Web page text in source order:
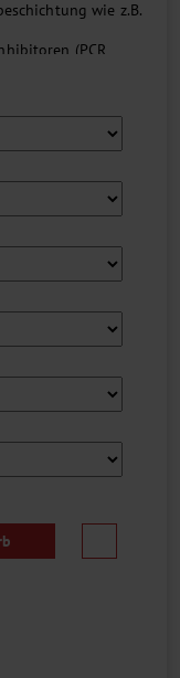
wie z.B.
(PCR